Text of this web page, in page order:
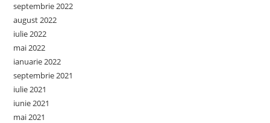
septembrie 2022
august 2022
iulie 2022
mai 2022
ianuarie 2022
septembrie 2021
iulie 2021
iunie 2021
mai 2021